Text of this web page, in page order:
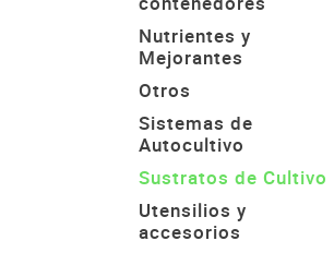
Nutrientes y
Mejorantes
Otros
Sistemas de
Autocultivo
Sustratos de Cultivo
Utensilios y
accesorios